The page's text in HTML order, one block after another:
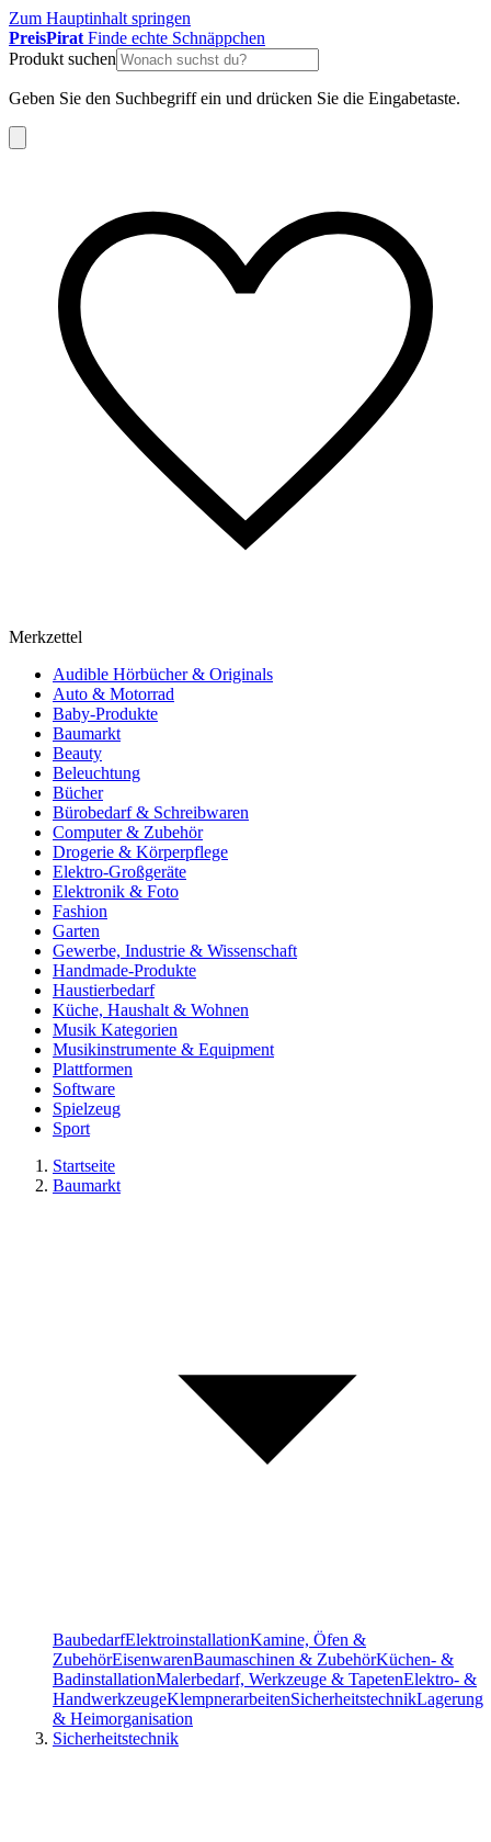
Zum Hauptinhalt springen
PreisPirat Finde echte Schnäppchen
Produkt suchen
Geben Sie den Suchbegriff ein und drücken Sie die Eingabetaste.
Merkzettel
Audible Hörbücher & Originals
Auto & Motorrad
Baby-Produkte
Baumarkt
Beauty
Beleuchtung
Bücher
Bürobedarf & Schreibwaren
Computer & Zubehör
Drogerie & Körperpflege
Elektro-Großgeräte
Elektronik & Foto
Fashion
Garten
Gewerbe, Industrie & Wissenschaft
Handmade-Produkte
Haustierbedarf
Küche, Haushalt & Wohnen
Musik Kategorien
Musikinstrumente & Equipment
Plattformen
Software
Spielzeug
Sport
Startseite
Baumarkt
BaubedarfElektroinstallationKamine, Öfen &
ZubehörEisenwarenBaumaschinen & ZubehörKüchen- &
BadinstallationMalerbedarf, Werkzeuge & TapetenElektro- &
HandwerkzeugeKlempnerarbeitenSicherheitstechnikLagerung
& Heimorganisation
Sicherheitstechnik